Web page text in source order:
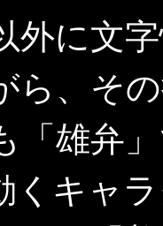
外に文
ら、そ
「雄弁
くキャ